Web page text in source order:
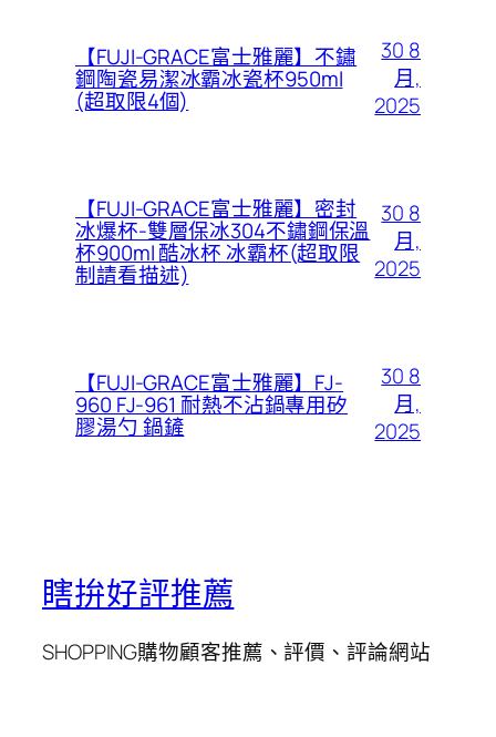
【FUJI-GRACE富士雅麗】不鏽
鋼陶瓷易潔冰霸冰瓷杯950ml
(超取限4個)
30 8
月,
2025
【FUJI-GRACE富士雅麗】密封
冰爆杯-雙層保冰304不鏽鋼保溫
杯900ml 酷冰杯 冰霸杯(超取限
制請看描述)
30 8
月,
2025
【FUJI-GRACE富士雅麗】FJ-
960 FJ-961 耐熱不沾鍋專用矽
膠湯勺 鍋鏟
30 8
月,
2025
瞎拚好評推薦
SHOPPING購物顧客推薦、評價、評論網站